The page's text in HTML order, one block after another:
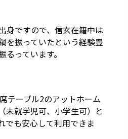
身ですので、信玄在籍中は
を振っていたという経験豊
っています。
テーブル2のアットホーム
未就学児可、小学生可）と
でも安心して利用できま